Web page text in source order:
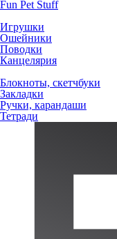
Fun Pet Stuff
Игрушки
Ошейники
Поводки
Канцелярия
Блокноты, скетчбуки
Закладки
Ручки, карандаши
Тетради